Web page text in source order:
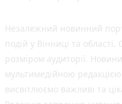
Незалежний новинний
подій у Вінниці та
розміром аудиторії.
мультимедійною
висвітлюємо важливі та